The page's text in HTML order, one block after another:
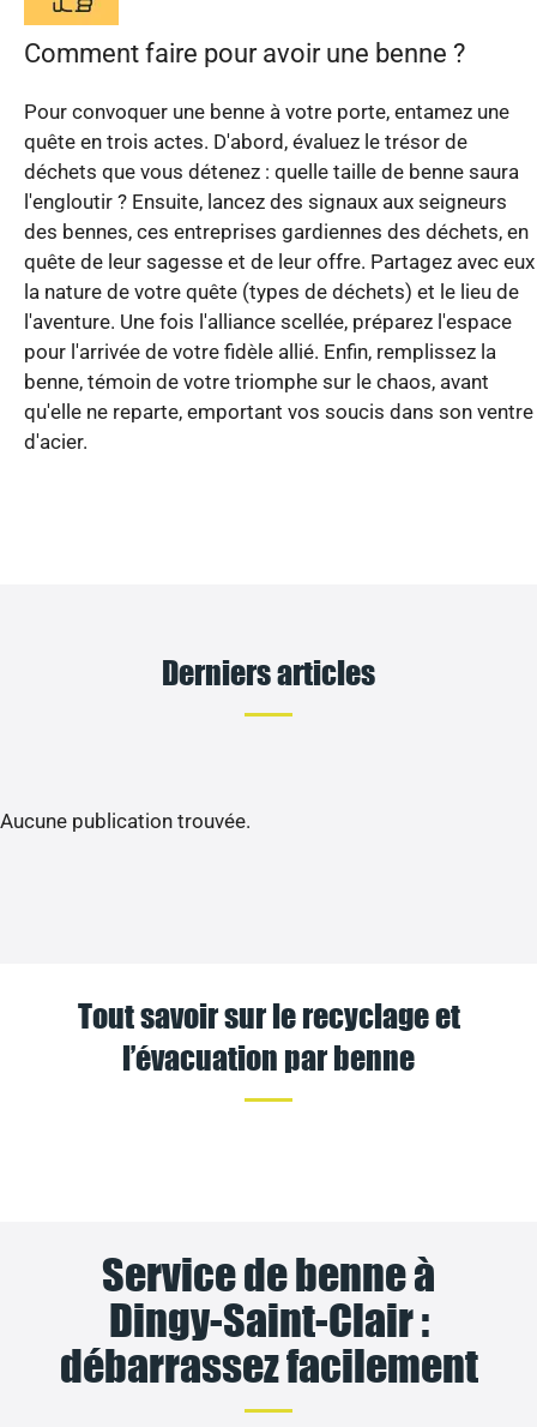
Comment faire pour avoir une benne ?
Pour convoquer une benne à votre porte, entamez une
quête en trois actes. D'abord, évaluez le trésor de
déchets que vous détenez : quelle taille de benne saura
l'engloutir ? Ensuite, lancez des signaux aux seigneurs
des bennes, ces entreprises gardiennes des déchets, en
quête de leur sagesse et de leur offre. Partagez avec eux
la nature de votre quête (types de déchets) et le lieu de
l'aventure. Une fois l'alliance scellée, préparez l'espace
pour l'arrivée de votre fidèle allié. Enfin, remplissez la
benne, témoin de votre triomphe sur le chaos, avant
qu'elle ne reparte, emportant vos soucis dans son ventre
d'acier.
Derniers articles
Aucune publication trouvée.
Tout savoir sur le recyclage et
l’évacuation par benne
Service de benne à
Dingy-Saint-Clair :
débarrassez facilement